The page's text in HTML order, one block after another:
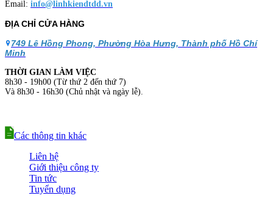
Email: info@linhkiendtdd.vn
ĐỊA CHỈ CỬA HÀNG
749 Lê Hồng Phong, Phường Hòa Hưng, Thành phố Hồ Chí
Minh
THỜI GIAN LÀM VIỆC
8h30 - 19h00 (Từ thứ 2 đến thứ 7)
Và 8h30 - 16h30 (Chủ nhật và ngày lễ).
Các thông tin khác
Liên hệ
Giới thiệu công ty
Tin tức
Tuyển dụng